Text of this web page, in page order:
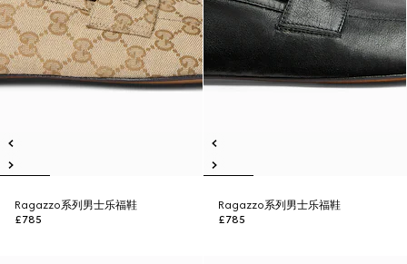
Ragazzo系列男士乐福鞋
£785
Ragazzo系列男士乐福鞋
£785